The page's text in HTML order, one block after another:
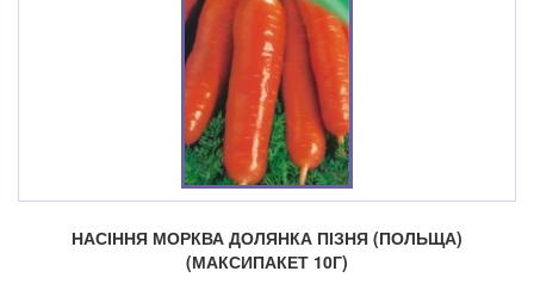
НАСІННЯ МОРКВА ДОЛЯНКА ПІЗНЯ (ПОЛЬЩА)
(МАКСИПАКЕТ 10Г)